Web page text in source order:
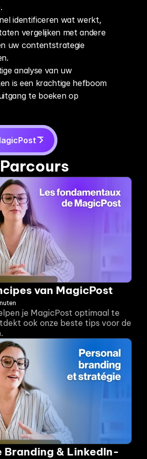
identificeren wat werkt,
vergelijken met andere
uw contentstrategie
analyse van uw
is een krachtige hefboom
te boeken op
Parcours
van MagicPost
je MagicPost optimaal te
ook onze beste tips voor de
Branding & LinkedIn-